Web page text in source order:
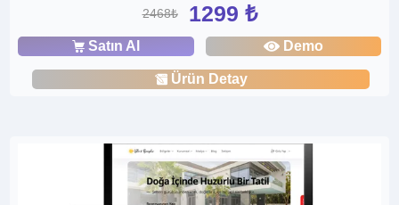
2468₺ 1299 ₺
Satın Al Demo
Ürün Detay